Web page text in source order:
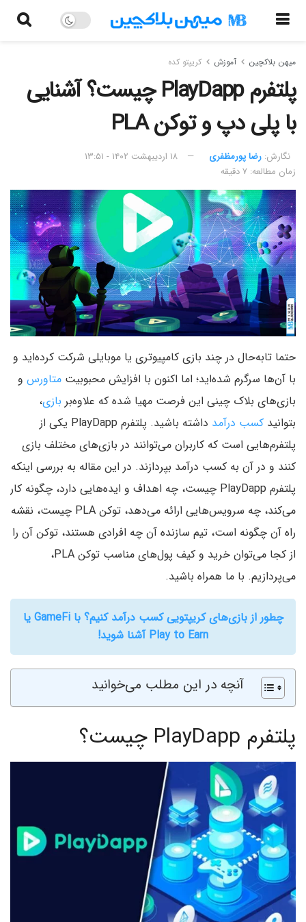
میهن بلاکچین آموزش کریپتو کده
پلتفرم PlayDapp چیست؟ آشنایی
با پلی دپ و توکن PLA
نگارش:‌ رضا پورمظفری
۱۸ اردیبهشت ۱۴۰۲ - ۱۳:۵۱
زمان مطالعه: ۷ دقیقه
حتما تابه‌حال در چند بازی کامپیوتری یا موبایلی شرکت کرده‌اید و
با آن‌ها سرگرم شده‌اید؛ اما اکنون با افزایش محبوبیت متاورس و
بازی‌های بلاک چینی این فرصت مهیا شده که علاوه‌بر بازی،
بتوانید کسب درآمد
داشته باشید. پلتفرم PlayDapp یکی از
پلتفرم‌هایی است که کاربران می‌توانند در بازی‌های مختلف بازی
کنند و در آن به کسب درآمد بپردازند. در این مقاله به بررسی اینکه
پلتفرم PlayDapp چیست، چه اهداف و ایده‌هایی دارد، چگونه کار
می‌کند، چه سرویس‌هایی ارائه می‌دهد، توکن PLA چیست، نقشه
راه آن چگونه است، تیم سازنده آن چه افرادی هستند، توکن آن را
از کجا می‌توان خرید و کیف پول‌های مناسب توکن PLA،
می‌پردازیم. با ما همراه باشید.
چطور از بازی‌های کریپتویی کسب درآمد کنیم؟ با GameFi‌ یا
Play to Earn آشنا شوید!
آنچه در این مطلب می‌خوانید
پلتفرم PlayDapp چیست؟